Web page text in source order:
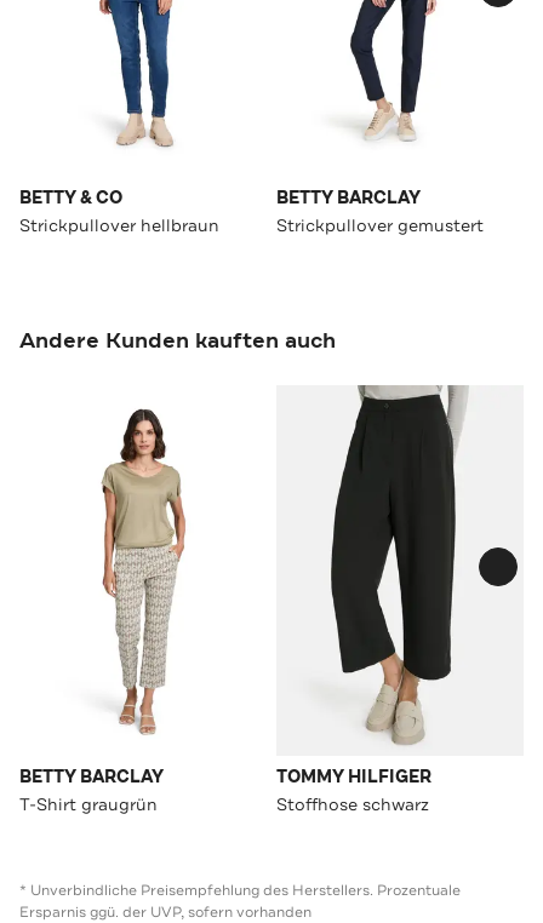
BETTY & CO
Strickpullover hellbraun
BETTY BARCLAY
Strickpullover gemustert
Andere Kunden kauften auch
BETTY BARCLAY
T-Shirt graugrün
TOMMY HILFIGER
Stoffhose schwarz
* Unverbindliche Preisempfehlung des Herstellers. Prozentuale
Ersparnis ggü. der UVP, sofern vorhanden